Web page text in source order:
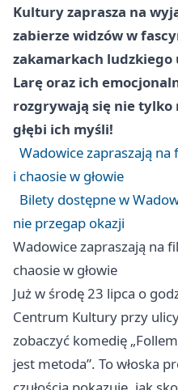
Kultury zaprasza na
zabierze widzów w
zakamarkach ludzkiego
Larę oraz ich
rozgrywają się nie tylko
głębi ich myśli!
Wadowice zapraszają na
i chaosie w głowie
Bilety dostępne w
nie przegap okazji
Wadowice zapraszają na
chaosie w głowie
Już w środę 23 lipca o
Centrum Kultury przy
zobaczyć komedię
jest metoda”. To włoska